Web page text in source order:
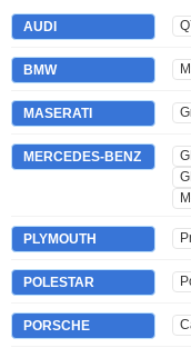
AUDI
BMW
MASERATI
MERCEDES-BENZ
PLYMOUTH
POLESTAR
PORSCHE